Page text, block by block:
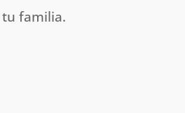
familia.